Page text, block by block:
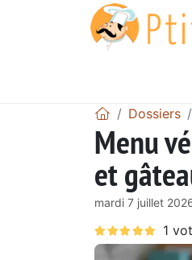
Dossiers
Menu
et
mardi 7 juillet